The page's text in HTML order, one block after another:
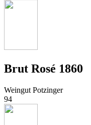
Brut Rosé 1860
Weingut Potzinger
94